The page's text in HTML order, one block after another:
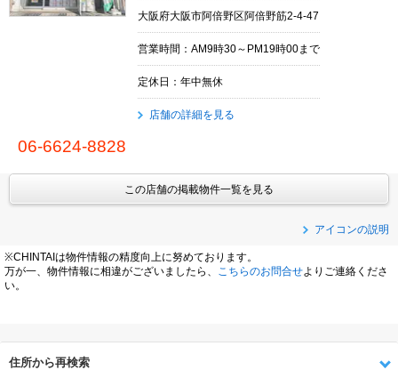
大阪府大阪市阿倍野区阿倍野筋2-4-47
営業時間：AM9時30～PM19時00まで
定休日：年中無休
店舗の詳細を見る
06-6624-8828
この店舗の掲載物件一覧を見る
アイコンの説明
※CHINTAIは物件情報の精度向上に努めております。
万が一、物件情報に相違がございましたら、
こちらのお問合せよりご連絡くださ
い。
住所から再検索